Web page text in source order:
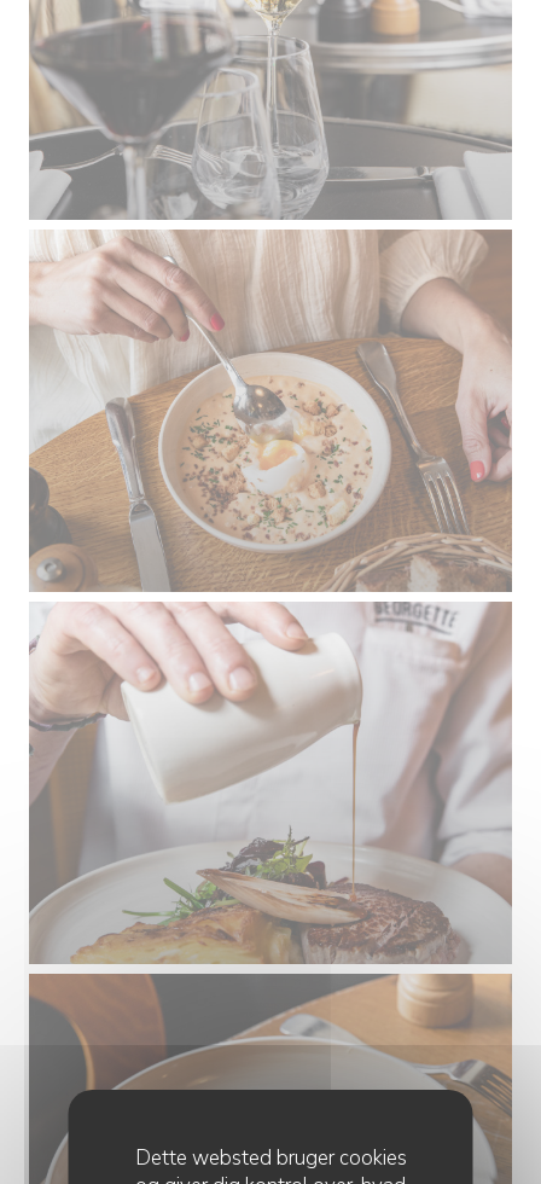
Dette websted bruger cookies